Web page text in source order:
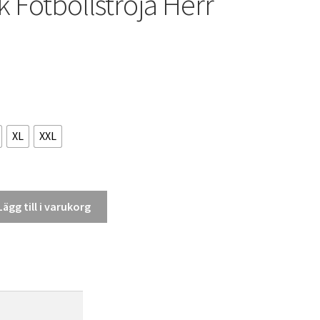
XL XXL
till i varukorg